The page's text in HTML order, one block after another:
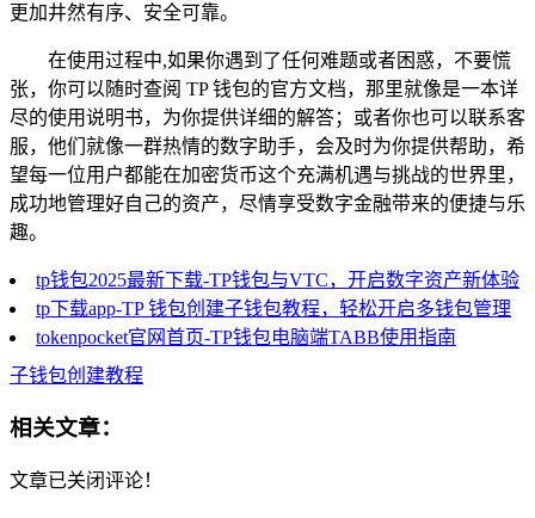
更加井然有序、安全可靠。
在使用过程中,如果你遇到了任何难题或者困惑，不要慌
张，你可以随时查阅 TP 钱包的官方文档，那里就像是一本详
尽的使用说明书，为你提供详细的解答；或者你也可以联系客
服，他们就像一群热情的数字助手，会及时为你提供帮助，希
望每一位用户都能在加密货币这个充满机遇与挑战的世界里，
成功地管理好自己的资产，尽情享受数字金融带来的便捷与乐
趣。
tp钱包2025最新下载-TP钱包与VTC，开启数字资产新体验
tp下载app-TP 钱包创建子钱包教程，轻松开启多钱包管理
tokenpocket官网首页-TP钱包电脑端TABB使用指南
子钱包创建教程
相关文章：
文章已关闭评论！